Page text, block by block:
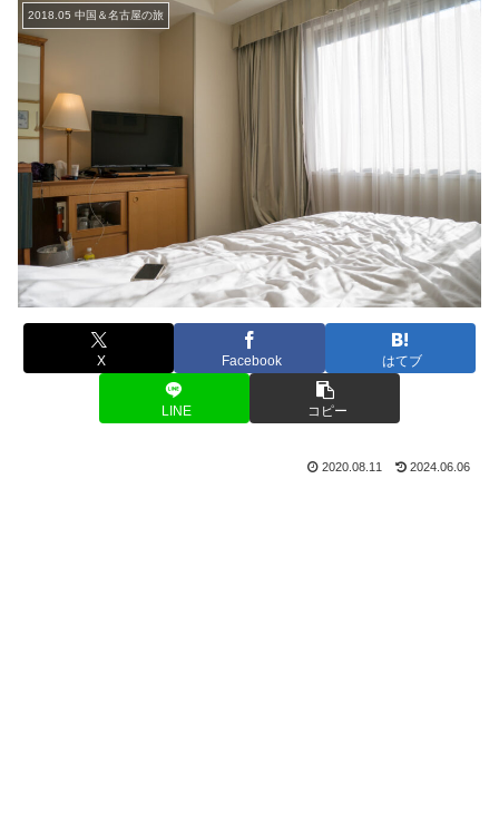
2018.05 中国＆名古屋の旅
X Facebook はてブ
LINE コピー
2020.08.11 2024.06.06